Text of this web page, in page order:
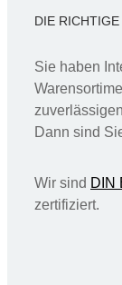
DIE
Sie haben
Dann sind
Wir sind DIN
zertifiziert.